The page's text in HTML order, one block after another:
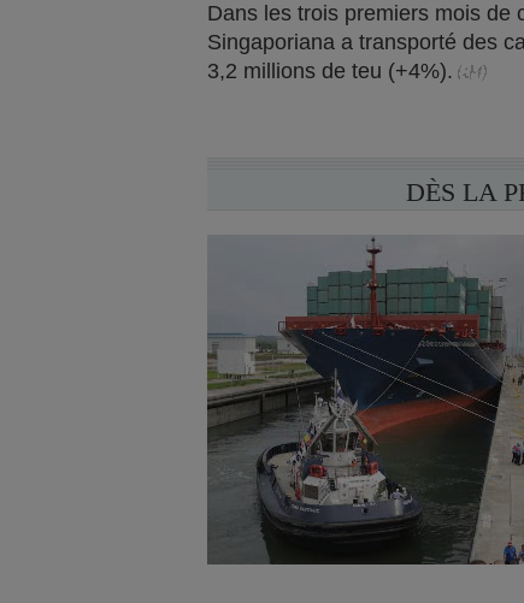
Dans les trois premiers mois de
Singaporiana a transporté des
3,2 millions de teu (+4%).
DÈS LA